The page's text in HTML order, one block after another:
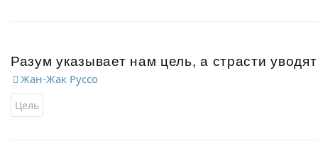
Разум указывает нам цель, а страсти
Жан-Жак Руссо
Цель